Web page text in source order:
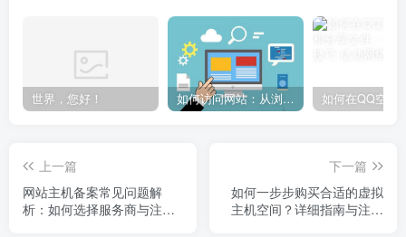
世界，您好！ 如何访问网站：从浏览器输入到页面加载的完整步骤详解
上一篇
网站主机备案常见问题解
析：如何选择服务商与注意
下一篇
如何一步步购买合适的虚拟
主机空间？详细指南与注意